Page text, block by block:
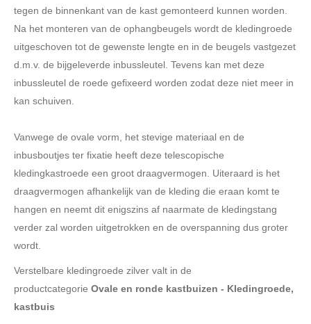
tegen de binnenkant van de kast gemonteerd kunnen worden.
Na het monteren van de ophangbeugels wordt de kledingroede
uitgeschoven tot de gewenste lengte en in de beugels vastgezet
d.m.v. de bijgeleverde inbussleutel. Tevens kan met deze
inbussleutel de roede gefixeerd worden zodat deze niet meer in
kan schuiven.
Vanwege de ovale vorm, het stevige materiaal en de
inbusboutjes ter fixatie heeft deze telescopische
kledingkastroede een groot draagvermogen. Uiteraard is het
draagvermogen afhankelijk van de kleding die eraan komt te
hangen en neemt dit enigszins af naarmate de kledingstang
verder zal worden uitgetrokken en de overspanning dus groter
wordt.
Verstelbare kledingroede zilver valt in de
productcategorie Ovale en ronde kastbuizen - Kledingroede,
kastbuis